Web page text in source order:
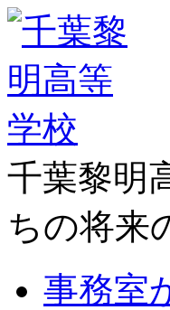
千葉黎明
ちの将来
事務室